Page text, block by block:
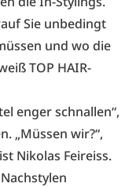
Sie unbedingt
und wo die
TOP HAIR-
enger schnallen“,
„Müssen wir?“,
Nikolas Feireiss.